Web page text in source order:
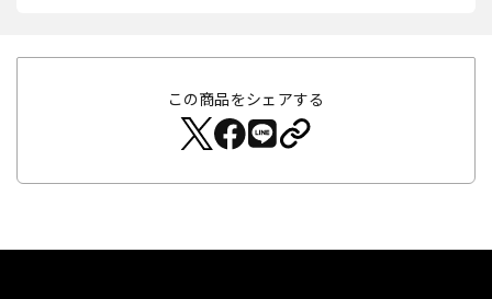
この商品をシェアする